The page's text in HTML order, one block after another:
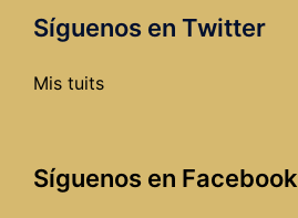
Síguenos en Twitter
Mis tuits
Síguenos en Facebook